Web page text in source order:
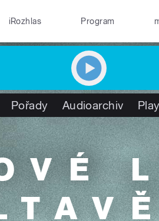
iRozhlas Program
Pořady Audioarchiv